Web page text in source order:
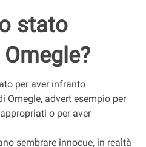
stato
per aver infranto
Omegle, advert esempio per
o per aver
sembrare innocue, in realtà